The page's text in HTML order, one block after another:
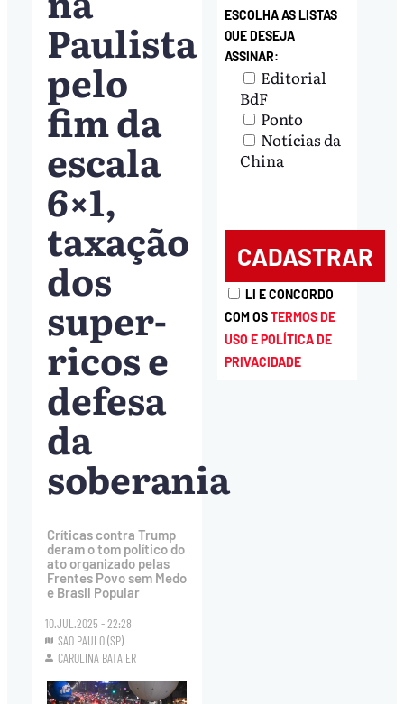
Paulista
pelo
fim da
escala
6×1,
taxação
dos
super-
ricos e
defesa
da
soberania
Críticas contra Trump
deram o tom político do
ato organizado pelas
Frentes Povo sem Medo
e Brasil Popular
10.JUL.2025 - 22:28
SÃO PAULO (SP)
CAROLINA BATAIER
ESCOLHA AS LISTAS
QUE DESEJA
ASSINAR:
Editorial
BdF
Ponto
Notícias da
China
LI E CONCORDO
COM OSTERMOS DE
USO E POLÍTICA DE
PRIVACIDADE